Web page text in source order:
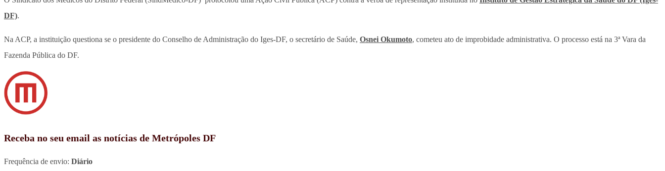
DF).
Na ACP, a instituição questiona se o presidente do Conselho de Administração do Iges-DF, o secretário de Saúde, Osnei Okumoto, cometeu ato de improbidade administrativa. O processo está na 3ª Vara da
Fazenda Pública do DF.
Receba no seu email as notícias de Metrópoles DF
Frequência de envio: Diário